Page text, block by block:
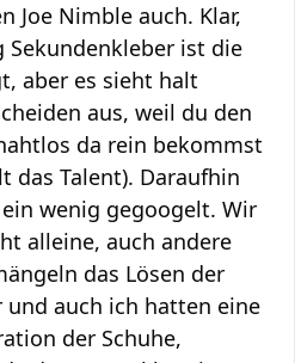
Joe Nimble auch. Klar,
Sekundenkleber ist die
aber es sieht halt
aus, weil du den
da rein bekommst
das Talent). Daraufhin
wenig gegoogelt. Wir
alleine, auch andere
das Lösen der
und auch ich hatten eine
der Schuhe,